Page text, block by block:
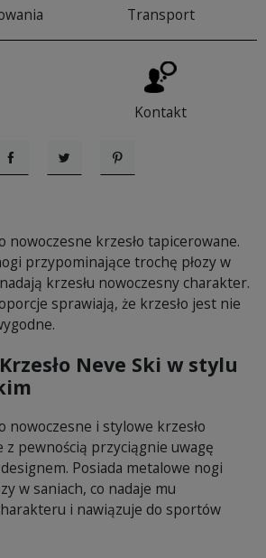
Transport
Kontakt
UdostępnijTweetujPinterest
nowoczesne krzesło tapicerowane.
przypominające trochę płozy w
krzesłu nowoczesny charakter.
sprawiają, że krzesło jest nie
Neve Ski w stylu
nowoczesne i stylowe krzesło
pewnością przyciągnie uwagę
Posiada metalowe nogi
w saniach, co nadaje mu
i nawiązuje do sportów